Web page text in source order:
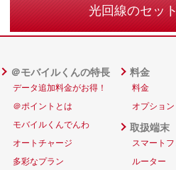
光回線のセッ
＠モバイルくんの特長
データ追加料金がお得！
＠ポイントとは
モバイルくんでんわ
オートチャージ
多彩なプラン
料金
料金
オプション
取扱端末
スマートフ
ルーター